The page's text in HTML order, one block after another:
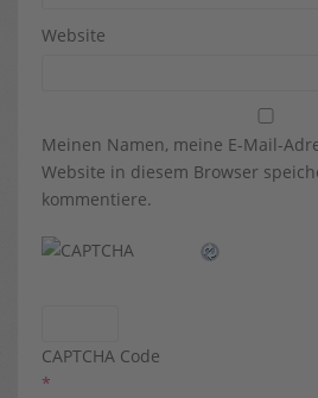
Website
Meinen Namen, meine E-Mail-
Website in diesem Browser
kommentiere.
CAPTCHA Code
*